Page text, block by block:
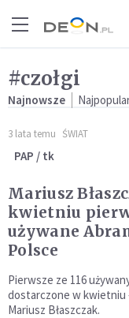
#czołgi
Najnowsze
3 lata temu ŚWIAT
PAP / tk
Mariusz
kwietniu
używane
Polsce
Pierwsze ze 116
dostarczone w kwietniu
Mariusz Błaszczak.